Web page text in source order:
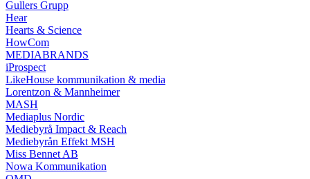
Gullers Grupp
Hear
Hearts & Science
HowCom
MEDIABRANDS
iProspect
LikeHouse kommunikation & media
Lorentzon & Mannheimer
MASH
Mediaplus Nordic
Mediebyrå Impact & Reach
Mediebyrån Effekt MSH
Miss Bennet AB
Nowa Kommunikation